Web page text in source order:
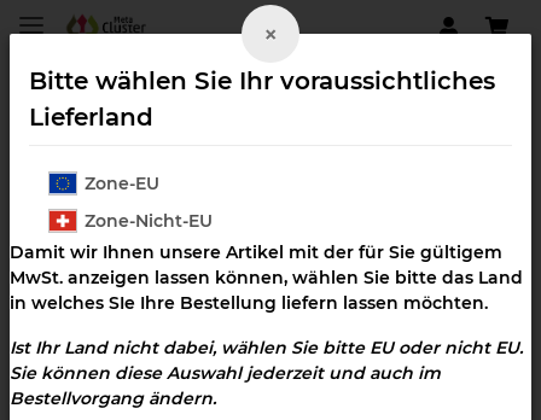
Unterstützung systemisch
×
Bitte wählen Sie Ihr voraussichtliches
Lieferland
Zone-EU
Zone-Nicht-EU
Damit wir Ihnen unsere Artikel mit der für Sie gültigem
MwSt. anzeigen lassen können, wählen Sie bitte das Land
in welches SIe Ihre Bestellung liefern lassen möchten.
Ist Ihr Land nicht dabei, wählen Sie bitte EU oder nicht EU.
Sie können diese Auswahl jederzeit und auch im
Bestellvorgang ändern.